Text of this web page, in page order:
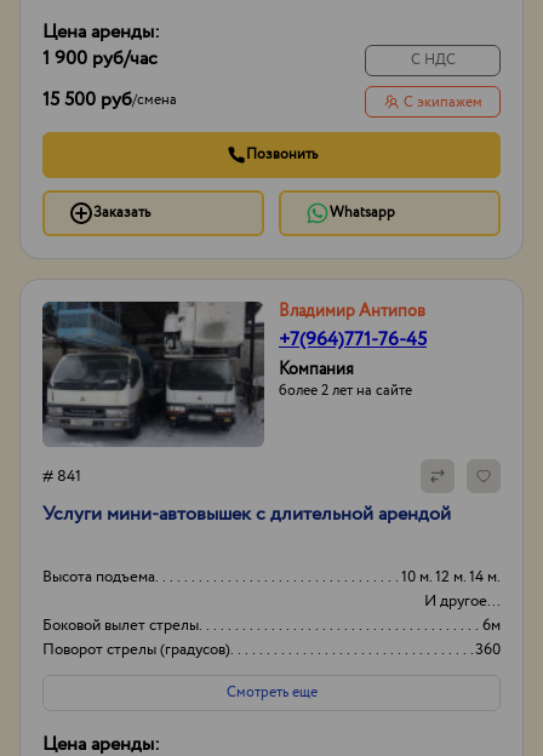
Цена аренды:
1 900 руб/час
15 500 руб/смена
С НДС
С экипажем
Позвонить
Заказать Whatsapp
Владимир Антипов
+7(964)771-76-45
Компания
более 2 лет на сайте
# 841
Услуги мини-автовышек с длительной арендой
Высота подъема
10 м. 12 м. 14 м.
И другое...
Боковой вылет стрелы
6м
Поворот стрелы (градусов)
360
Грузоподьемность корзины:
200кг
Смотреть еще
Цена аренды: